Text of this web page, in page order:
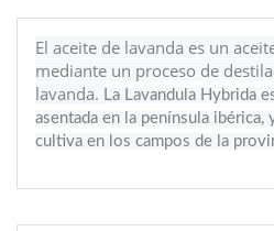
El aceite de lavanda es un
mediante un proceso de
lavanda. La Lavandula Hybrida
asentada en la península ibérica,
cultiva en los campos de la